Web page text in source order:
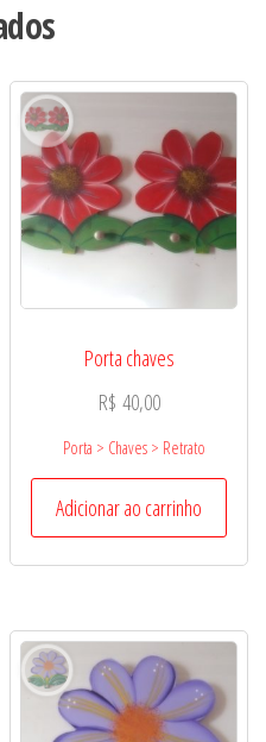
Porta chaves
R$ 40,00
Porta > Chaves > Retrato
Adicionar ao carrinho